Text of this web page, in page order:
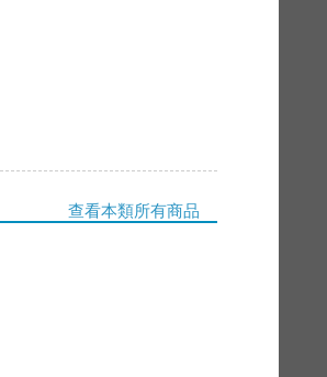
查看本類所有商品